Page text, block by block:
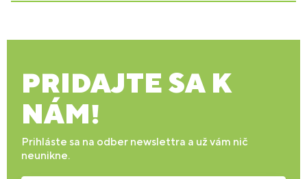
PRIDAJTE SA K
NÁM!
Prihláste sa na odber newslettra a už vám nič
neunikne.